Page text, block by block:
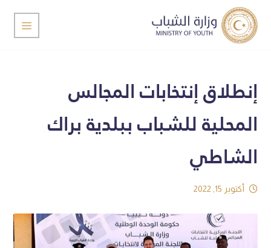
إنطلاق إنتخابات المجالس
المحلية للشباب ببلدية براك
الشاطي
أكتوبر 15, 2022